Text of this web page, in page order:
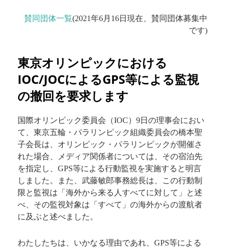
賛同団体一覧(2021年6月16日現在、賛同団体募集中
です)
東京オリンピックにおける
IOC/JOCによるGPS等による監視
の撤回を要求します
国際オリンピック委員会（IOC）9日の理事会におい
て、東京五輪・パラリンピック組織委員会の橋本聖
子会長は、オリンピック・パラリンピックが開催さ
れた場合、メディア関係者については、その宿泊先
を指定し、GPS等による行動監視を実施すると明言
しました。また、武藤敏郎事務総長は、この行動制
限と監視は「海外から来る人すべてに対して」と述
べ、その監視対象は「すべて」の海外からの渡航者
に及ぶと述べました。
わたしたちは、いかなる理由であれ、GPS等による